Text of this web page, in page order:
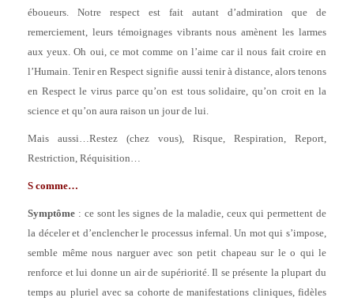
éboueurs. Notre respect est fait autant d’admiration que de
remerciement, leurs témoignages vibrants nous amènent les larmes
aux yeux. Oh oui, ce mot comme on l’aime car il nous fait croire en
l’Humain. Tenir en Respect signifie aussi tenir à distance, alors tenons
en Respect le virus parce qu’on est tous solidaire, qu’on croit en la
science et qu’on aura raison un jour de lui.
Mais aussi…Restez (chez vous), Risque, Respiration, Report,
Restriction, Réquisition…
S comme…
Symptôme : ce sont les signes de la maladie, ceux qui permettent de
la déceler et d’enclencher le processus infernal. Un mot qui s’impose,
semble même nous narguer avec son petit chapeau sur le o qui le
renforce et lui donne un air de supériorité. Il se présente la plupart du
temps au pluriel avec sa cohorte de manifestations cliniques, fidèles